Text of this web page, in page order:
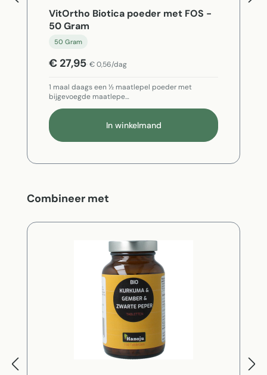
VitOrtho Biotica poeder met FOS -
50 Gram
50 Gram
€ 27,95 € 0,56/dag
1 maal daags een ½ maatlepel poeder met
bijgevoegde maatlepe…
In winkelmand
Productgalerij overslaan
Combineer met